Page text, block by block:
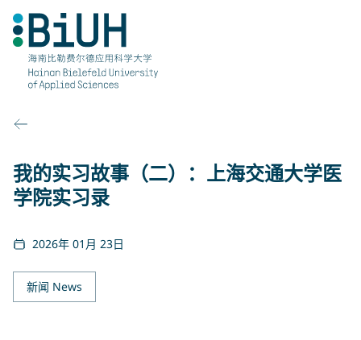
我的实习故事（二）：上海交通大学医
学院实习录
2026年 01月 23日
新闻 News